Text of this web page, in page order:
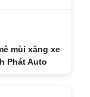
mùi xăng xe
Phát Auto